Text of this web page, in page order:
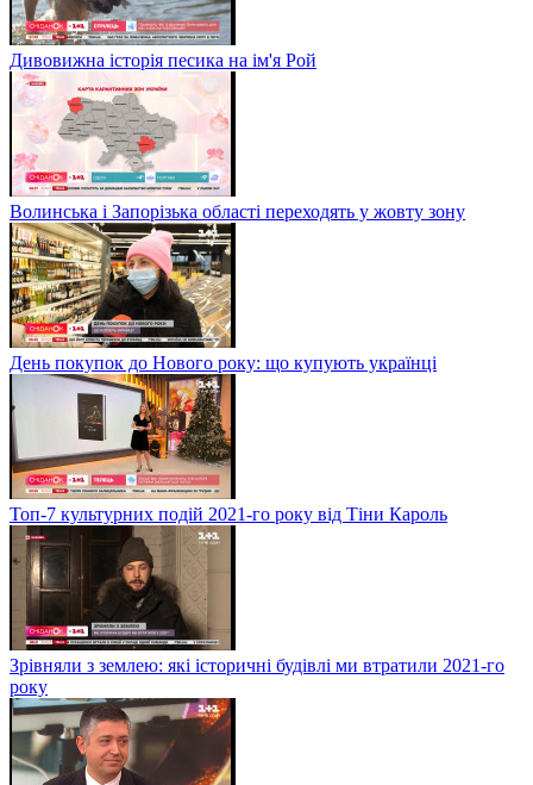
Дивовижна історія песика на ім'я Рой
Волинська і Запорізька області переходять у жовту зону
День покупок до Нового року: що купують українці
Топ-7 культурних подій 2021-го року від Тіни Кароль
Зрівняли з землею: які історичні будівлі ми втратили 2021-го
року